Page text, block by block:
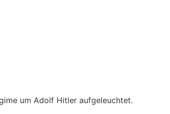
um Adolf Hitler aufgeleuchtet.